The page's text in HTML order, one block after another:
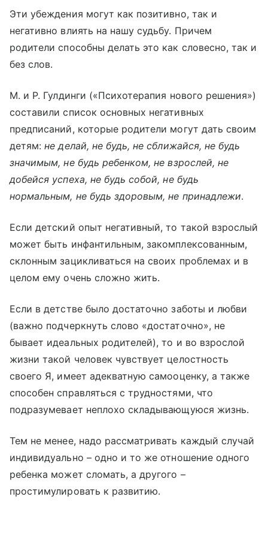
Эти убеждения могут как позитивно, так и
негативно влиять на нашу судьбу. Причем
родители способны делать это как словесно, так и
без слов.
М. и Р. Гулдинги («Психотерапия нового решения»)
составили список основных негативных
предписаний, которые родители могут дать своим
детям:не делай, не будь, не сближайся, не будь
значимым, не будь ребенком, не взрослей, не
добейся успеха, не будь собой, не будь
нормальным, не будь здоровым, не принадлежи.
Если детский опыт негативный, то такой взрослый
может быть инфантильным, закомплексованным,
склонным зацикливаться на своих проблемах и в
целом ему очень сложно жить.
Если в детстве было достаточно заботы и любви
(важно подчеркнуть слово «достаточно», не
бывает идеальных родителей), то и во взрослой
жизни такой человек чувствует целостность
своего Я, имеет адекватную самооценку, а также
способен справляться с трудностями, что
подразумевает неплохо складывающуюся жизнь.
Тем не менее, надо рассматривать каждый случай
индивидуально – одно и то же отношение одного
ребенка может сломать, а другого –
простимулировать к развитию.